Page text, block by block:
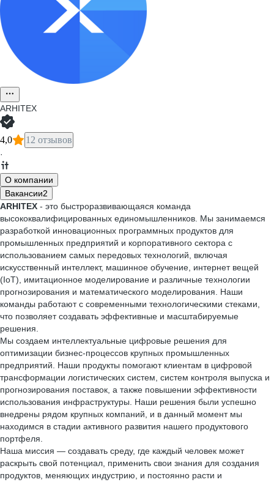
ARHITEX
4,0 12 отзывов
·
О компании
Вакансии2
ARHITEX - это быстроразвивающаяся команда
высококвалифицированных единомышленников. Мы занимаемся
разработкой инновационных программных продуктов для
промышленных предприятий и корпоративного сектора с
использованием самых передовых технологий, включая
искусственный интеллект, машинное обучение, интернет вещей
(IoT), имитационное моделирование и различные технологии
прогнозирования и математического моделирования. Наши
команды работают с современными технологическими стеками,
что позволяет создавать эффективные и масштабируемые
решения.
Мы создаем интеллектуальные цифровые решения для
оптимизации бизнес-процессов крупных промышленных
предприятий. Наши продукты помогают клиентам в цифровой
трансформации логистических систем, систем контроля выпуска и
прогнозирования поставок, а также повышении эффективности
использования инфраструктуры. Наши решения были успешно
внедрены рядом крупных компаний, и в данный момент мы
находимся в стадии активного развития нашего продуктового
портфеля.
Наша миссия — создавать среду, где каждый человек может
раскрыть свой потенциал, применить свои знания для создания
продуктов, меняющих индустрию, и постоянно расти и